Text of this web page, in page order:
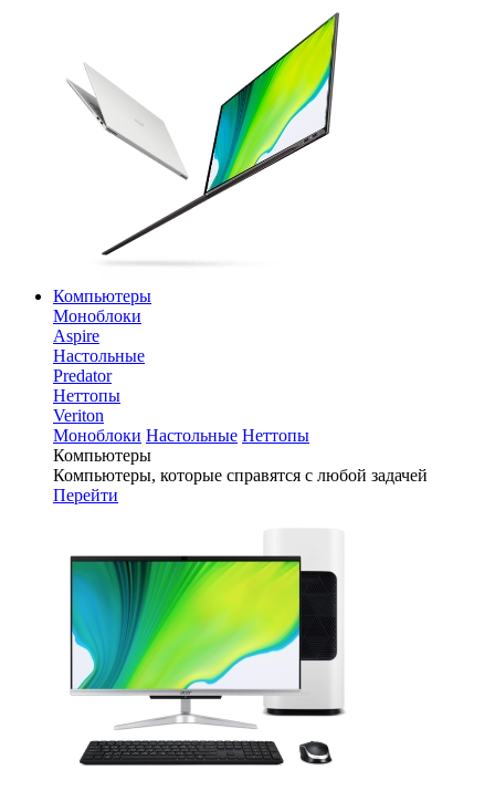
Компьютеры
Моноблоки
Aspire
Настольные
Predator
Неттопы
Veriton
Моноблоки Настольные Неттопы
Компьютеры
Компьютеры, которые справятся с любой задачей
Перейти